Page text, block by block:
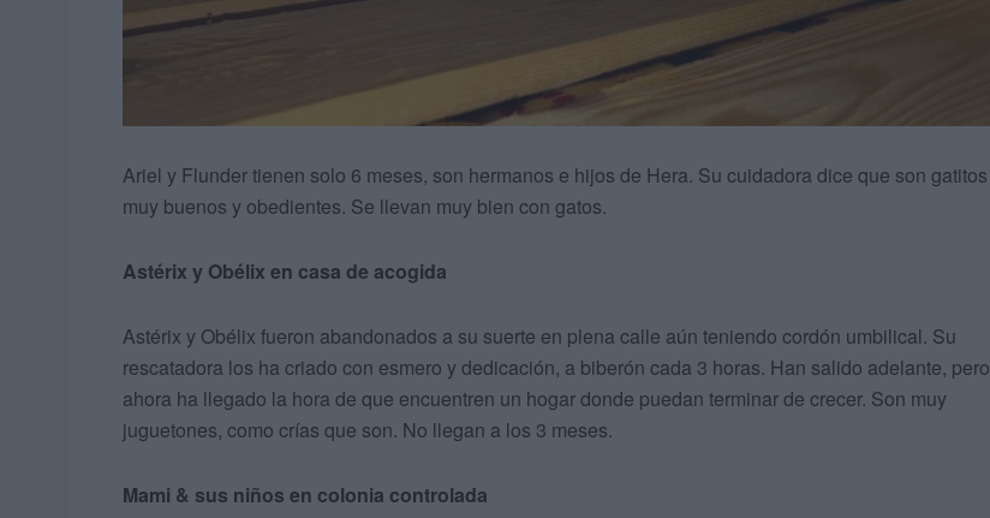
Ariel y Flunder tienen solo 6 meses, son hermanos e hijos de Hera. Su cuidadora dice que son gatitos
muy buenos y obedientes. Se llevan muy bien con gatos.
Astérix y Obélix en casa de acogida
Astérix y Obélix fueron abandonados a su suerte en plena calle aún teniendo cordón umbilical. Su
rescatadora los ha criado con esmero y dedicación, a biberón cada 3 horas. Han salido adelante, pero
ahora ha llegado la hora de que encuentren un hogar donde puedan terminar de crecer. Son muy
juguetones, como crías que son. No llegan a los 3 meses.
Mami & sus niños en colonia controlada